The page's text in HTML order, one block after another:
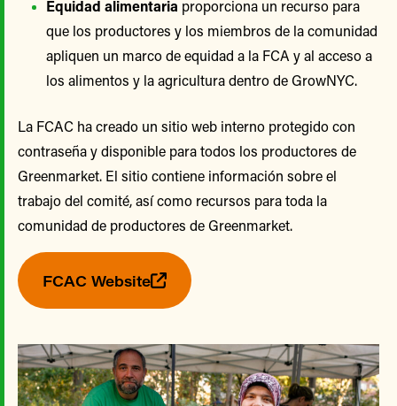
Equidad alimentaria proporciona un recurso para
que los productores y los miembros de la comunidad
apliquen un marco de equidad a la FCA y al acceso a
los alimentos y la agricultura dentro de GrowNYC.
La FCAC ha creado un sitio web interno protegido con
contraseña y disponible para todos los productores de
Greenmarket. El sitio contiene información sobre el
trabajo del comité, así como recursos para toda la
comunidad de productores de Greenmarket.
FCAC Website